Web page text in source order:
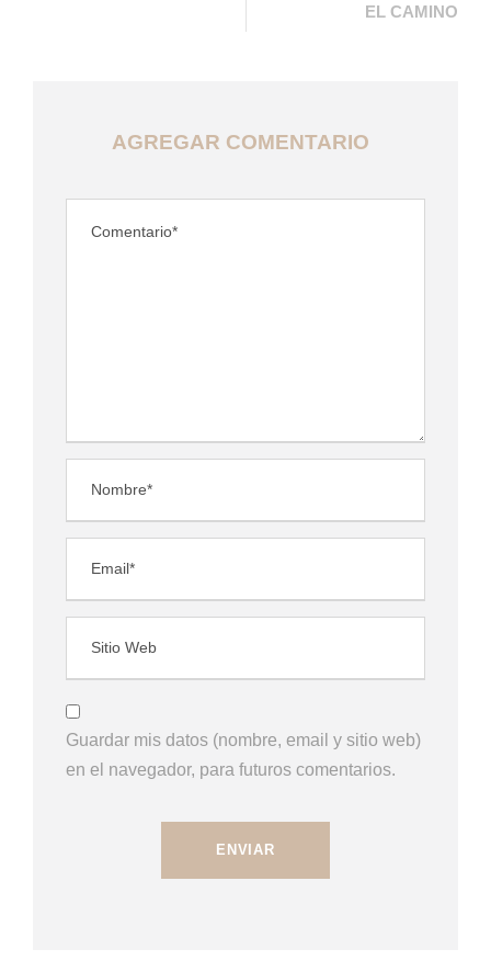
EL CAMINO
AGREGAR COMENTARIO
Guardar mis datos (nombre, email y sitio web)
en el navegador, para futuros comentarios.